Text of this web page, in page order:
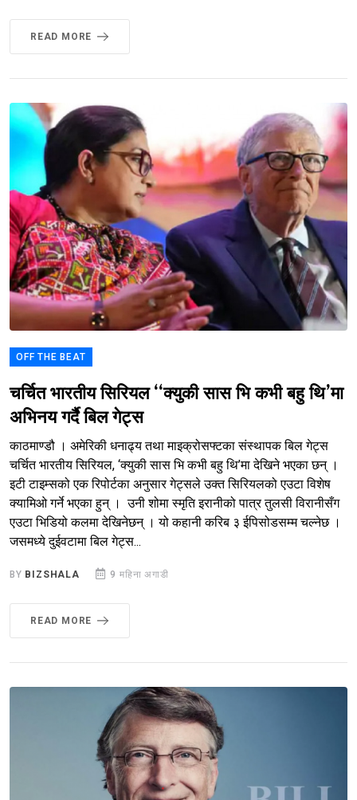
READ MORE
OFF THE BEAT
चर्चित भारतीय सिरियल ‘‘क्युकी सास भि कभी बहु थि’मा
अभिनय गर्दै बिल गेट्स
काठमाण्डौ । अमेरिकी धनाढ्य तथा माइक्रोसफ्टका संस्थापक बिल गेट्स
चर्चित भारतीय सिरियल, ‘क्युकी सास भि कभी बहु थि’मा देखिने भएका छन् ।
इटी टाइम्सको एक रिपोर्टका अनुसार गेट्सले उक्त सिरियलको एउटा विशेष
क्यामिओ गर्ने भएका हुन् । उनी शोमा स्मृति इरानीको पात्र तुलसी विरानीसँग
एउटा भिडियो कलमा देखिनेछन् । यो कहानी करिब ३ ईपिसोडसम्म चल्नेछ ।
जसमध्ये दुईवटामा बिल गेट्स...
BY BIZSHALA 9 महिना अगाडी
READ MORE